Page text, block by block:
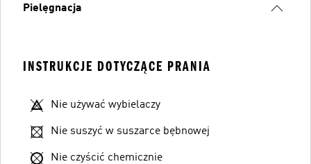
Pielęgnacja
INSTRUKCJE DOTYCZĄCE PRANIA
Nie używać wybielaczy
Nie suszyć w suszarce bębnowej
Nie czyścić chemicznie